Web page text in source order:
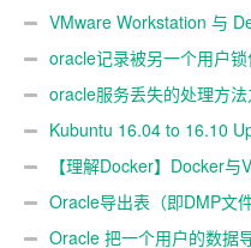
VMware Workstation 与
oracle记录被另一个用户
oracle服务丢失的处理方
Kubuntu 16.04 to 16.10
【理解Docker】Docker
Oracle导出表（即DMP文
Oracle 把一个用户的数据